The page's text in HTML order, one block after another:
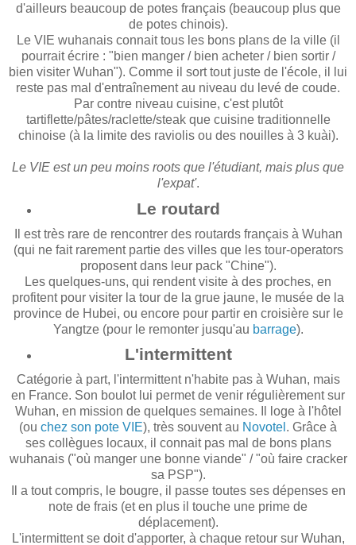
d'ailleurs beaucoup de potes français (beaucoup plus que
de potes chinois).
Le VIE wuhanais connait tous les bons plans de la ville (il
pourrait écrire : "bien manger / bien acheter / bien sortir /
bien visiter Wuhan"). Comme il sort tout juste de l'école, il lui
reste pas mal d'entraînement au niveau du levé de coude.
Par contre niveau cuisine, c'est plutôt
tartiflette/pâtes/raclette/steak que cuisine traditionnelle
chinoise (à la limite des raviolis ou des nouilles à 3 kuài).
Le VIE est un peu moins roots que l'étudiant, mais plus que
l'expat'.
Le routard
Il est très rare de rencontrer des routards français à Wuhan
(qui ne fait rarement partie des villes que les tour-operators
proposent dans leur pack "Chine").
Les quelques-uns, qui rendent visite à des proches, en
profitent pour visiter la tour de la grue jaune, le musée de la
province de Hubei, ou encore pour partir en croisière sur le
Yangtze (pour le remonter jusqu'au barrage).
L'intermittent
Catégorie à part, l'intermittent n'habite pas à Wuhan, mais
en France. Son boulot lui permet de venir régulièrement sur
Wuhan, en mission de quelques semaines. Il loge à l'hôtel
(ou chez son pote VIE), très souvent au Novotel . Grâce à
ses collègues locaux, il connait pas mal de bons plans
wuhanais ("où manger une bonne viande" / "où faire cracker
sa PSP").
Il a tout compris, le bougre, il passe toutes ses dépenses en
note de frais (et en plus il touche une prime de
déplacement).
L'intermittent se doit d'apporter, à chaque retour sur Wuhan,